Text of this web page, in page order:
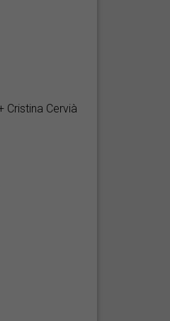
Cristina Cervià